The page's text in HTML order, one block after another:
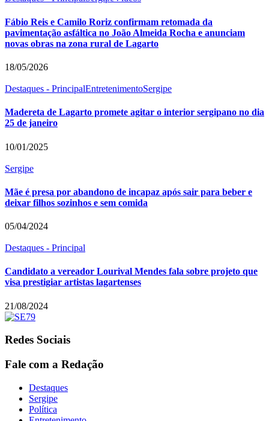
Fábio Reis e Camilo Roriz confirmam retomada da
pavimentação asfáltica no João Almeida Rocha e anunciam
novas obras na zona rural de Lagarto
18/05/2026
Destaques - PrincipalEntretenimentoSergipe
Madereta de Lagarto promete agitar o interior sergipano no dia
25 de janeiro
10/01/2025
Sergipe
Mãe é presa por abandono de incapaz após sair para beber e
deixar filhos sozinhos e sem comida
05/04/2024
Destaques - Principal
Candidato a vereador Lourival Mendes fala sobre projeto que
visa prestigiar artistas lagartenses
21/08/2024
Redes Sociais
Fale com a Redação
Destaques
Sergipe
Política